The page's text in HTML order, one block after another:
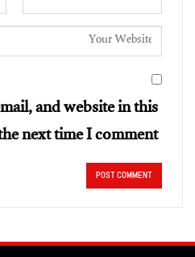
and website in this
next time I comment.